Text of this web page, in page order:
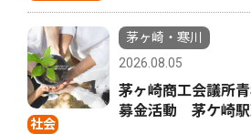
社会
茅ヶ崎・寒川
2026.08.05
茅ヶ崎商工会議所
募金活動 茅ケ崎駅